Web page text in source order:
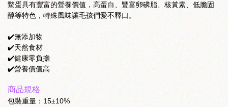
鱉蛋具有豐富的營養價值，高蛋白、豐富卵磷脂、核黃素、低膽固
醇等特色，特殊風味讓毛孩們愛不釋口。
✔️無添加物
✔️天然食材
✔️健康零負擔
✔️營養價值高
商品規格
包裝重量：15±10%